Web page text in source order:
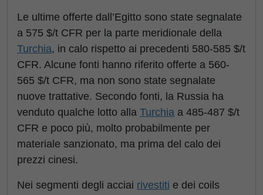
Le ultime offerte dall’Egitto sono state segnalate
a 575 $/t CFR per la parte meridionale della
Turchia, in calo rispetto ai precedenti 580-585 $/t
CFR. Alcune fonti hanno riferito offerte a 560-
565 $/t CFR, ma non sono state segnalate
nuove trattative. Secondo fonti, la Russia ha
venduto qualche lotto alla Turchia a 485-487 $/t
CFR e poco più, molto probabilmente per
materiale sanzionato, ma prima del calo dei
prezzi cinesi.
Nei segmenti degli acciai rivestiti e dei coils